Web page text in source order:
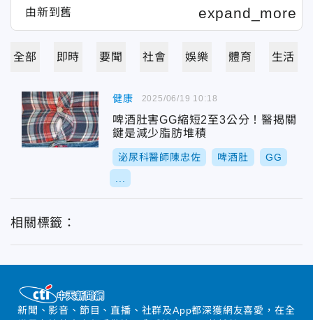
全部 即時 要聞 社會 娛樂 體育 生活
健康
啤酒肚害GG縮短2至3公分！醫揭關
鍵是減少脂肪堆積
泌尿科醫師陳忠佐 啤酒肚 GG
2025/06/19 10:18
相關標籤：
新聞、影音、節目、直播、社群及App都深獲網友喜愛，在全